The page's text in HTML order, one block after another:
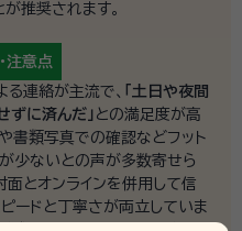
推奨されます。
注意点
連絡が主流で、 「土日や夜間
ずに済んだ」 との満足度が高
書類写真での確認などフット
少ないとの声が多数寄せら
面とオンラインを併用して信
ードと丁寧さが両立していま